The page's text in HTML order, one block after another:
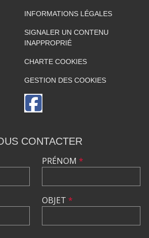
INFORMATIONS LÉGALES
SIGNALER UN CONTENU
INAPPROPRIÉ
CHARTE COOKIES
GESTION DES COOKIES
CONTACTER
PRÉNOM *
OBJET *